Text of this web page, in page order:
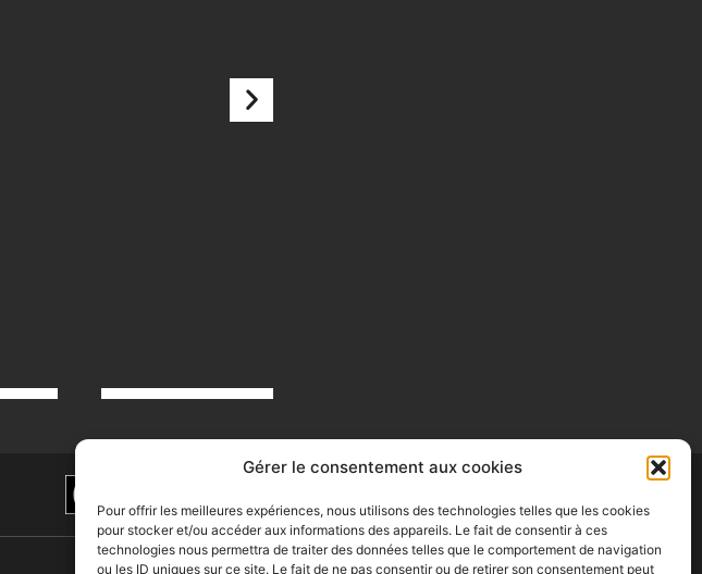
Gérer le consentement aux cookies
Pour offrir les meilleures expériences, nous utilisons des technologies telles que les cookies
pour stocker et/ou accéder aux informations des appareils. Le fait de consentir à ces
technologies nous permettra de traiter des données telles que le comportement de navigation
ou les ID uniques sur ce site. Le fait de ne pas consentir ou de retirer son consentement peut